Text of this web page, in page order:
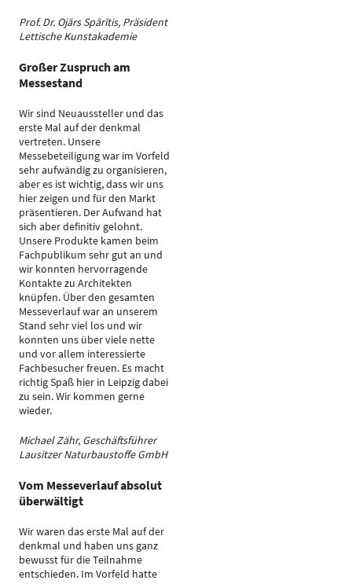
Prof. Dr. Ojārs Spārītis, Präsident
Lettische Kunstakademie
Großer Zuspruch am
Messestand
Wir sind Neuaussteller und das
erste Mal auf der denkmal
vertreten. Unsere
Messebeteiligung war im Vorfeld
sehr aufwändig zu organisieren,
aber es ist wichtig, dass wir uns
hier zeigen und für den Markt
präsentieren. Der Aufwand hat
sich aber definitiv gelohnt.
Unsere Produkte kamen beim
Fachpublikum sehr gut an und
wir konnten hervorragende
Kontakte zu Architekten
knüpfen. Über den gesamten
Messeverlauf war an unserem
Stand sehr viel los und wir
konnten uns über viele nette
und vor allem interessierte
Fachbesucher freuen. Es macht
richtig Spaß hier in Leipzig dabei
zu sein. Wir kommen gerne
wieder.
Michael Zähr, Geschäftsführer
Lausitzer Naturbaustoffe GmbH
Vom Messeverlauf absolut
überwältigt
Wir waren das erste Mal auf der
denkmal und haben uns ganz
bewusst für die Teilnahme
entschieden. Im Vorfeld hatte